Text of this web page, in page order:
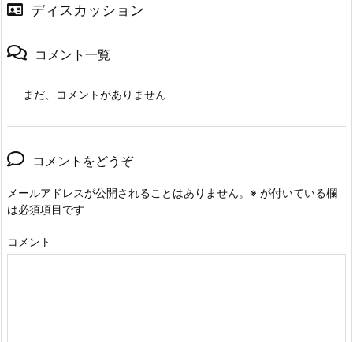
ディスカッション
コメント一覧
まだ、コメントがありません
コメントをどうぞ
メールアドレスが公開されることはありません。 ※ が付いている欄
は必須項目です
コメント